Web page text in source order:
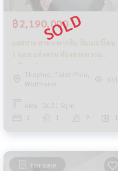
฿2,190,000
แอสปาย สาทร-ตากสิน ทิมเบอร์โซน
1 นอน แต่งครบ ห้องสวยหวาน
พร้อมอยู่ Aspire
Thaphra, Talat Phlu,
Wutthakat
331
Area : 26.51 Sq.m.
1 1 9 1
For sale